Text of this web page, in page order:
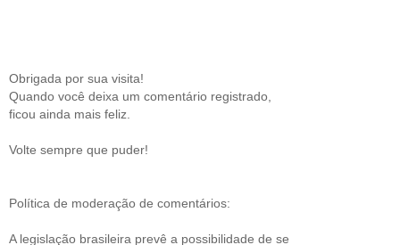
Obrigada por sua visita!
Quando você deixa um comentário registrado,
ficou ainda mais feliz.
Volte sempre que puder!
Política de moderação de comentários:
A legislação brasileira prevê a possibilidade de se